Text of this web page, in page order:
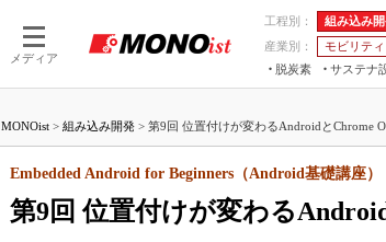
メディア
工程別： 組み込み
産業別：
モビリティ
脱炭素
サステナ
つながる工場AI×設備保全
MONOist > 組み込み開発 > 第9回 位置付けが変わるAndroidとChrome
第9回 位置付けが変わる
Embedded Android for Beginners（Android基礎講座）